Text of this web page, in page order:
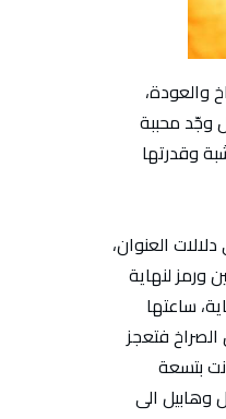
والعودة،
وجّد محببة
وقدرتها
العنوان،
ورمز لنهاية
ساعتها
فتعجز
بتسعة
وهابيل الى